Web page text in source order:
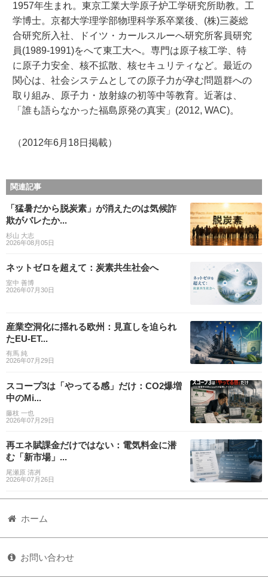
1957年生まれ。東京工業大学原子炉工学研究所助教。工
学博士。京都大学理学部物理科学系卒業後、(株)三菱総
合研究所入社、ドイツ・カールスルーへ研究所客員研究
員(1989-1991)をへて東工大へ。専門は原子核工学、特
に原子力安全、核不拡散、核セキュリティなど。最近の
関心は、社会システムとしての原子力が孕む問題群への
取り組み、原子力・放射線の初等中等教育。近著は、
「誰も語らなかった福島原発の真実」(2012, WAC)。
（2012年6月18日掲載）
関連記事
「猛暑だから脱炭素」が消えたのは気候詐
欺がバレたか...
杉山 大志
2026年08月05日
ネットゼロを超えて：炭素共生社会へ
室中 善博
2026年07月30日
産業空洞化に揺れる欧州：見直しを迫られ
たEU-ET...
有馬 純
2026年07月29日
スコープ3は「やってる感」だけ：CO2爆増
中のMi...
藤枝 一也
2026年07月29日
再エネ賦課金だけではない：電気料金に潜
む「新市場」...
尾瀬原 清冽
2026年07月26日
ホーム
お問い合わせ